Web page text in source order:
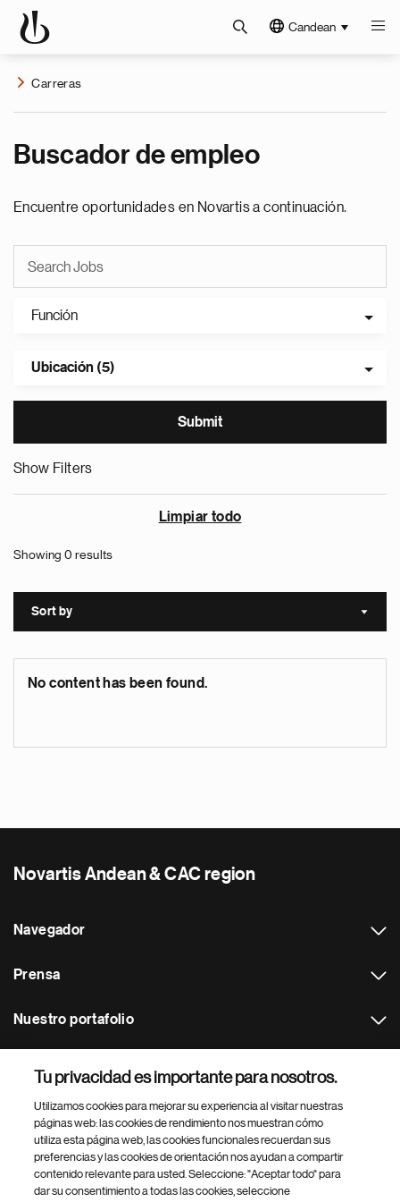
Candean
Carreras
Buscador de empleo
Encuentre oportunidades en Novartis a continuación.
Función
Ubicación (5)
Show Filters
Limpiar todo
Showing 0 results
Sort by Sort
No content has been found.
Novartis Andean & CAC region
Navegador
Prensa
Nuestro portafolio
Footer Site Search
Tu privacidad es importante para nosotros.
Utilizamos cookies para mejorar su experiencia al visitar nuestras
páginas web: las cookies de rendimiento nos muestran cómo
utiliza esta página web, las cookies funcionales recuerdan sus
preferencias y las cookies de orientación nos ayudan a compartir
contenido relevante para usted. Seleccione: "Aceptar todo" para
dar su consentimiento a todas las cookies, seleccione